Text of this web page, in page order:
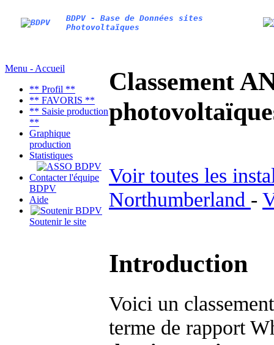
BDPV - Base de Données sites
Photovoltaïques
Menu - Accueil
** Profil **
** FAVORIS **
** Saisie production
**
Graphique
production
Statistiques
Contacter l'équipe
BDPV
Aide
Soutenir le site
Classement
Voir toutes les
Northumberland -
Introduction
Voici un
terme de rapport